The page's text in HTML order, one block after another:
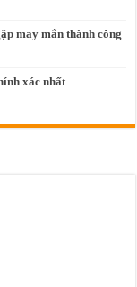
may mắn thành công
xác nhất